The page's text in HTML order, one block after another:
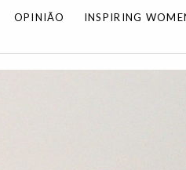
OPINIÃO INSPIRING